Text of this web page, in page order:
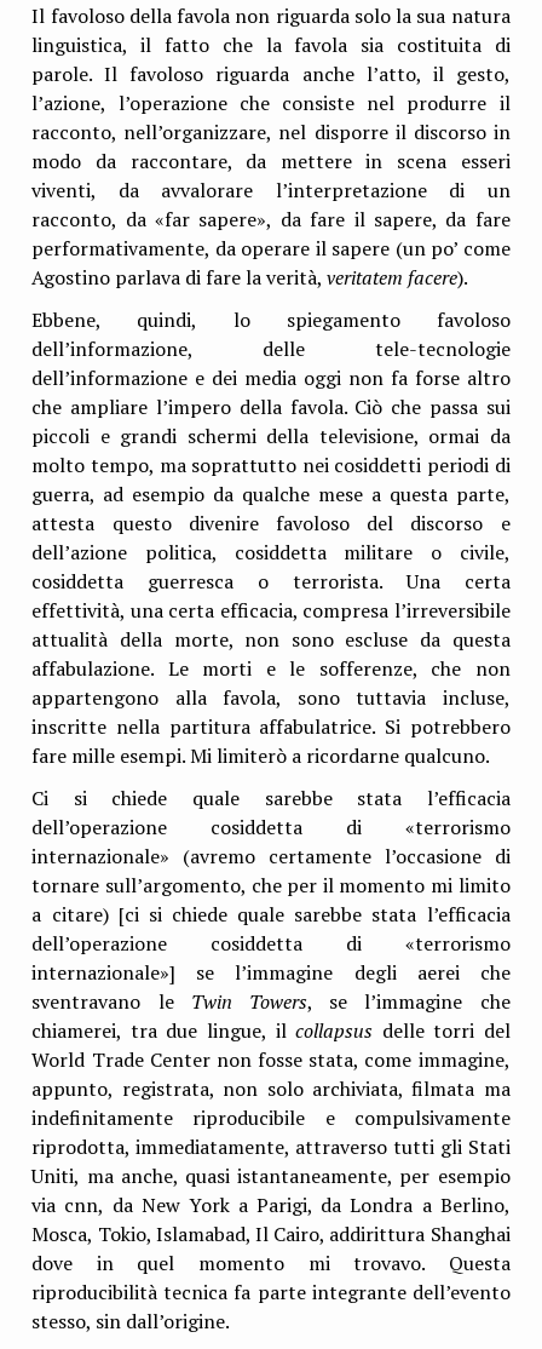
Il favoloso della favola non riguarda solo la sua natura
linguistica, il fatto che la favola sia costituita di
parole. Il favoloso riguarda anche l’atto, il gesto,
l’azione, l’operazione che consiste nel produrre il
racconto, nell’organizzare, nel disporre il discorso in
modo da raccontare, da mettere in scena esseri
viventi, da avvalorare l’interpretazione di un
racconto, da «far sapere», da fare il sapere, da fare
performativamente, da operare il sapere (un po’ come
Agostino parlava di fare la verità,veritatem facere).
Ebbene, quindi, lo spiegamento favoloso
dell’informazione, delle tele-tecnologie
dell’informazione e dei media oggi non fa forse altro
che ampliare l’impero della favola. Ciò che passa sui
piccoli e grandi schermi della televisione, ormai da
molto tempo, ma soprattutto nei cosiddetti periodi di
guerra, ad esempio da qualche mese a questa parte,
attesta questo divenire favoloso del discorso e
dell’azione politica, cosiddetta militare o civile,
cosiddetta guerresca o terrorista. Una certa
effettività, una certa efficacia, compresa l’irreversibile
attualità della morte, non sono escluse da questa
affabulazione. Le morti e le sofferenze, che non
appartengono alla favola, sono tuttavia incluse,
inscritte nella partitura affabulatrice. Si potrebbero
fare mille esempi. Mi limiterò a ricordarne qualcuno.
Ci si chiede quale sarebbe stata l’efficacia
dell’operazione cosiddetta di «terrorismo
internazionale» (avremo certamente l’occasione di
tornare sull’argomento, che per il momento mi limito
a citare) [ci si chiede quale sarebbe stata l’efficacia
dell’operazione cosiddetta di «terrorismo
internazionale»] se l’immagine degli aerei che
sventravano le Twin Towers, se l’immagine che
chiamerei, tra due lingue, ilcollapsus delle torri del
World Trade Center non fosse stata, come immagine,
appunto, registrata, non solo archiviata, filmata ma
indefinitamente riproducibile e compulsivamente
riprodotta, immediatamente, attraverso tutti gli Stati
Uniti, ma anche, quasi istantaneamente, per esempio
via cnn, da New York a Parigi, da Londra a Berlino,
Mosca, Tokio, Islamabad, Il Cairo, addirittura Shanghai
dove in quel momento mi trovavo. Questa
riproducibilità tecnica fa parte integrante dell’evento
stesso, sin dall’origine.